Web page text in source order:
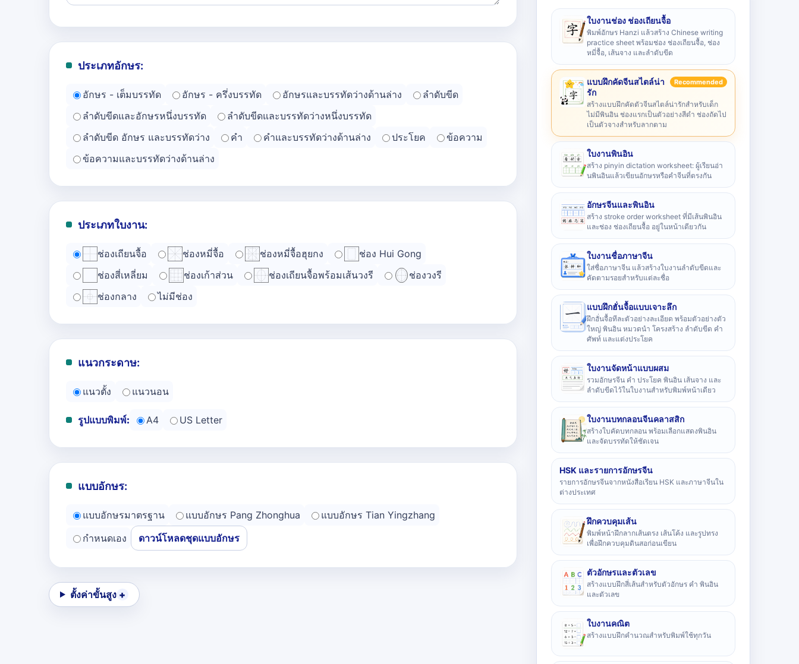
ประเภทอักษร:
อักษร - เต็มบรรทัด อักษร - ครึ่งบรรทัด อักษรและบรรทัดว่างด้านล่าง
ลำดับขีด
ลำดับขีดและอักษรหนึ่งบรรทัด
ลำดับขีดและบรรทัดว่างหนึ่งบรรทัด
ลำดับขีด อักษร และบรรทัดว่าง
คำ คำและบรรทัดว่างด้านล่าง ประโยค
ข้อความ
ข้อความและบรรทัดว่างด้านล่าง
ประเภทใบงาน:
ช่องเถียนจื้อ ช่องหมี่จื้อ ช่องหมี่จื้อฮุยกง
ช่อง Hui Gong
ช่องสี่เหลี่ยม
ช่องเก้าส่วน ช่องเถียนจื้อพร้อมเส้นวงรี
ช่องวงรี
ช่องกลาง
ไม่มีช่อง
แนวกระดาษ:
แนวตั้ง แนวนอน
รูปแบบพิมพ์: A4 US Letter
แบบอักษร:
แบบอักษรมาตรฐาน แบบอักษร Pang Zhonghua
แบบอักษร Tian Yingzhang
กำหนดเอง
ดาวน์โหลดชุดแบบอักษร
ตั้งค่าขั้นสูง
ใบงานช่อง ช่องเถียนจื้อ
พิมพ์อักษร Hanzi แล้วสร้าง Chinese writing
practice sheet พร้อมช่อง ช่องเถียนจื้อ, ช่อง
หมี่จื้อ, เส้นจาง และลำดับขีด
แบบฝึกคัดจีนสไตล์น่า
รัก
Recommended
สร้างแบบฝึกคัดตัวจีนสไตล์น่ารักสำหรับเด็ก
ไม่มีพินอิน ช่องแรกเป็นตัวอย่างสีดำ ช่องถัดไป
เป็นตัวจางสำหรับลากตาม
ใบงานพินอิน
สร้าง pinyin dictation worksheet: ผู้เรียนอ่า
นพินอินแล้วเขียนอักษรหรือคำจีนที่ตรงกัน
อักษรจีนและพินอิน
สร้าง stroke order worksheet ที่มีเส้นพินอิน
และช่อง ช่องเถียนจื้อ อยู่ในหน้าเดียวกัน
ใบงานชื่อภาษาจีน
ใส่ชื่อภาษาจีน แล้วสร้างใบงานลำดับขีดและ
คัดตามรอยสำหรับแต่ละชื่อ
แบบฝึกฮั่นจื้อแบบเจาะลึก
ฝึกฮั่นจื้อทีละตัวอย่างละเอียด พร้อมตัวอย่างตัว
ใหญ่ พินอิน หมวดนำ โครงสร้าง ลำดับขีด คำ
ศัพท์ และแต่งประโยค
ใบงานจัดหน้าแบบผสม
รวมอักษรจีน คำ ประโยค พินอิน เส้นจาง และ
ลำดับขีดไว้ในใบงานสำหรับพิมพ์หน้าเดียว
ใบงานบทกลอนจีนคลาสสิก
สร้างใบคัดบทกลอน พร้อมเลือกแสดงพินอิน
และจัดบรรทัดให้ชัดเจน
HSK และรายการอักษรจีน
รายการอักษรจีนจากหนังสือเรียน HSK และภาษาจีนใน
ต่างประเทศ
ฝึกควบคุมเส้น
พิมพ์หน้าฝึกลากเส้นตรง เส้นโค้ง และรูปทรง
เพื่อฝึกควบคุมดินสอก่อนเขียน
ตัวอักษรและตัวเลข
สร้างแบบฝึกสี่เส้นสำหรับตัวอักษร คำ พินอิน
และตัวเลข
ใบงานคณิต
สร้างแบบฝึกคำนวณสำหรับพิมพ์ใช้ทุกวัน